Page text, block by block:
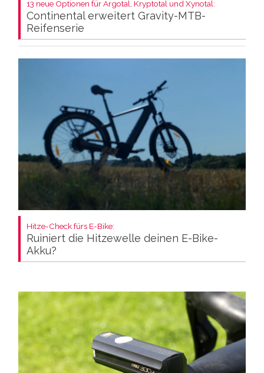
13 neue Optionen für Argotal, Kryptotal und Xynotal:
Continental erweitert Gravity-MTB-
Reifenserie
Hitze-Check fürs E-Bike:
Ruiniert die Hitzewelle deinen E-Bike-
Akku?